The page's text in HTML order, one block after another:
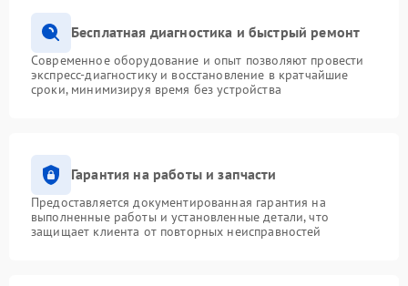
Бесплатная диагностика и быстрый ремонт
Современное оборудование и опыт позволяют провести
экспресс-диагностику и восстановление в кратчайшие
сроки, минимизируя время без устройства
Гарантия на работы и запчасти
Предоставляется документированная гарантия на
выполненные работы и установленные детали, что
защищает клиента от повторных неисправностей